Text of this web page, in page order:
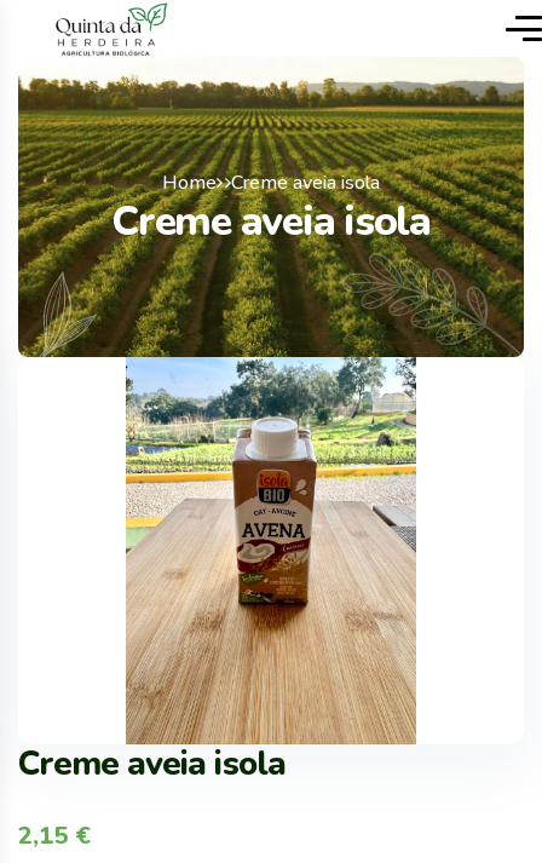
Home Creme aveia isola
Creme aveia isola
Creme aveia isola
2,15 €